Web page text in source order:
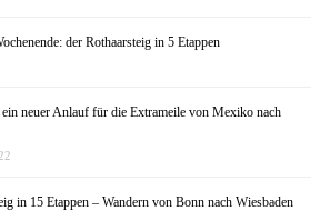
der Rothaarsteig in 5 Etappen
neuer Anlauf für die Extrameile von Mexiko nach
in 15 Etappen – Wandern von Bonn nach Wiesbaden